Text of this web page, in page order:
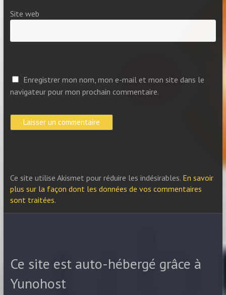
Site web
Enregistrer mon nom, mon e-mail et mon site dans le
navigateur pour mon prochain commentaire.
Ce site utilise Akismet pour réduire les indésirables. En savoir
plus sur la façon dont les données de vos commentaires
sont traitées.
Ce site est auto-hébergé grâce à
Yunohost